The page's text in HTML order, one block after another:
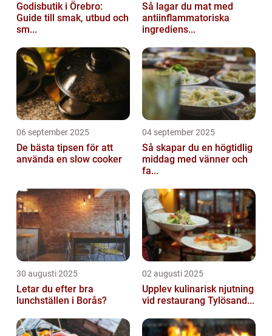
Godisbutik i Örebro:
Guide till smak, utbud och
sm...
Så lagar du mat med
antiinflammatoriska
ingrediens...
06 september 2025
De bästa tipsen för att
använda en slow cooker
04 september 2025
Så skapar du en högtidlig
middag med vänner och
fa...
30 augusti 2025
Letar du efter bra
lunchställen i Borås?
02 augusti 2025
Upplev kulinarisk njutning
vid restaurang Tylösand...